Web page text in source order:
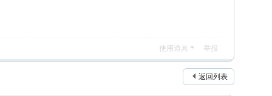
使用道具 举报
返回列表